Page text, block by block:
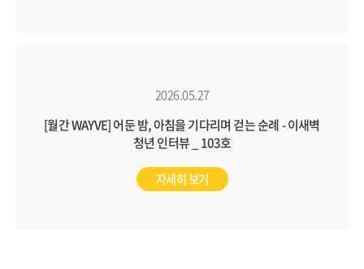
2026.05.27
[월간 WAYVE] 어둔 밤, 아침을 기다리며 걷는 순례 - 이새벽
청년 인터뷰 _ 103호
자세히 보기